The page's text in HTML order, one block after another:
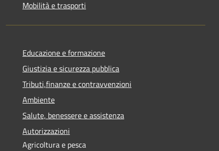
Mobilità e trasporti
Educazione e formazione
Giustizia e sicurezza pubblica
Tributi,finanze e contravvenzioni
Ambiente
Salute, benessere e assistenza
Autorizzazioni
Agricoltura e pesca